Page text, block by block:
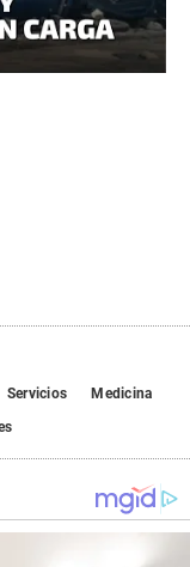
Servicios
Medicina